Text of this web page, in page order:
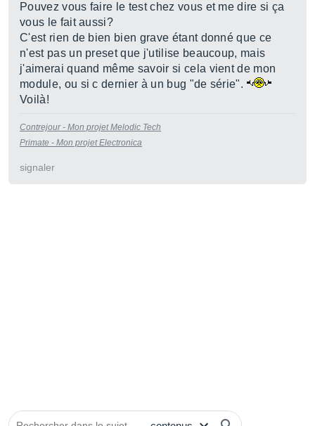
Pouvez vous faire le test chez vous et me dire si ça
vous le fait aussi?
C'est rien de bien bien grave étant donné que ce
n'est pas un preset que j'utilise beaucoup, mais
j'aimerai quand même savoir si cela vient de mon
module, ou si c dernier à un bug "de série".
Voilà!
Contrejour - Mon projet Melodic Tech
Primate - Mon projet Electronica
signaler